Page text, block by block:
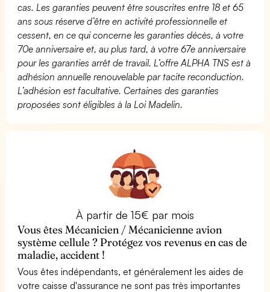
cas. Les garanties peuvent être souscrites entre 18 et 65
ans sous réserve d’être en activité professionnelle et
cessent, en ce qui concerne les garanties décès, à votre
70e anniversaire et, au plus tard, à votre 67e anniversaire
pour les garanties arrêt de travail. L’offre ALPHA TNS est à
adhésion annuelle renouvelable par tacite reconduction.
L’adhésion est facultative. Certaines des garanties
proposées sont éligibles à la Loi Madelin.
À partir de 15€ par mois
Vous êtes Mécanicien / Mécanicienne avion
système cellule ? Protégez vos revenus en cas de
maladie, accident !
Vous êtes indépendants, et généralement les aides de
votre caisse d'assurance ne sont pas très importantes